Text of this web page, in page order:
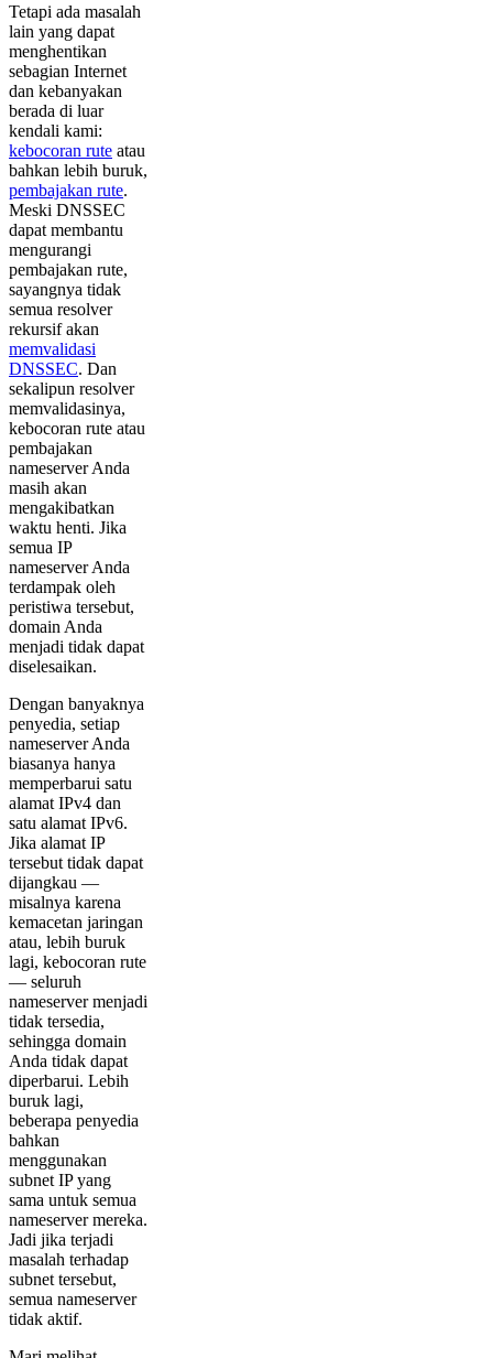
Tetapi ada masalah
lain yang dapat
menghentikan
sebagian Internet
dan kebanyakan
berada di luar
kendali kami:
kebocoran rute atau
bahkan lebih buruk,
pembajakan rute.
Meski DNSSEC
dapat membantu
mengurangi
pembajakan rute,
sayangnya tidak
semua resolver
rekursif akan
memvalidasi
DNSSEC. Dan
sekalipun resolver
memvalidasinya,
kebocoran rute atau
pembajakan
nameserver Anda
masih akan
mengakibatkan
waktu henti. Jika
semua IP
nameserver Anda
terdampak oleh
peristiwa tersebut,
domain Anda
menjadi tidak dapat
diselesaikan.
Dengan banyaknya
penyedia, setiap
nameserver Anda
biasanya hanya
memperbarui satu
alamat IPv4 dan
satu alamat IPv6.
Jika alamat IP
tersebut tidak dapat
dijangkau —
misalnya karena
kemacetan jaringan
atau, lebih buruk
lagi, kebocoran rute
— seluruh
nameserver menjadi
tidak tersedia,
sehingga domain
Anda tidak dapat
diperbarui. Lebih
buruk lagi,
beberapa penyedia
bahkan
menggunakan
subnet IP yang
sama untuk semua
nameserver mereka.
Jadi jika terjadi
masalah terhadap
subnet tersebut,
semua nameserver
tidak aktif.